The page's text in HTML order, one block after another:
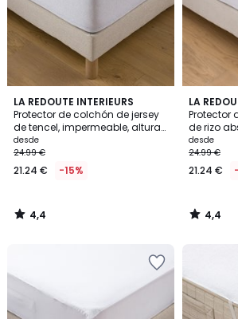
LA REDOUTE INTERIEURS
Protector de colchón de jersey
de tencel, impermeable, altura
máxima 25 cm
desde
24.99 €
21.24 € -15%
4,4
/ 5
4,4
/
LA
Protector
de rizo
22 cm
desde
24.99 €
21.24 €
4,4
/ 5
4,4
/